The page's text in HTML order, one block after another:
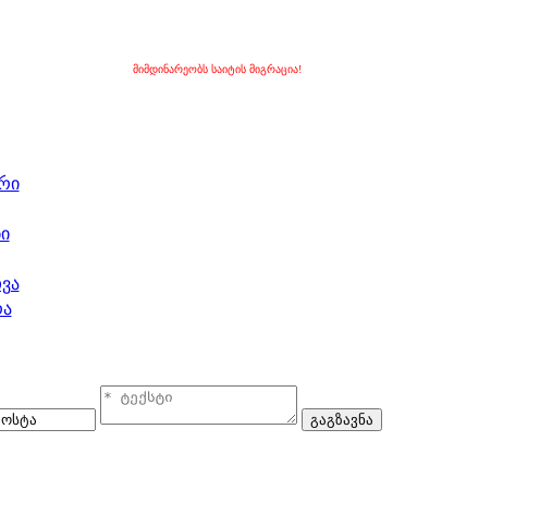
მიმდინარეობს საიტის მიგრაცია!